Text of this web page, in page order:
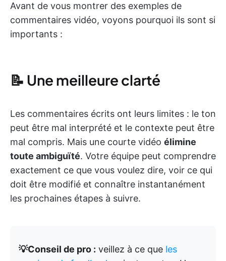
Avant de vous montrer des exemples de
commentaires vidéo, voyons pourquoi ils sont si
importants :
📝 Une meilleure clarté
Les commentaires écrits ont leurs limites : le ton
peut être mal interprété et le contexte peut être
mal compris. Mais une courte vidéo élimine
toute ambiguïté. Votre équipe peut comprendre
exactement ce que vous voulez dire, voir ce qui
doit être modifié et connaître instantanément
les prochaines étapes à suivre.
💡Conseil de pro : veillez à ce que les